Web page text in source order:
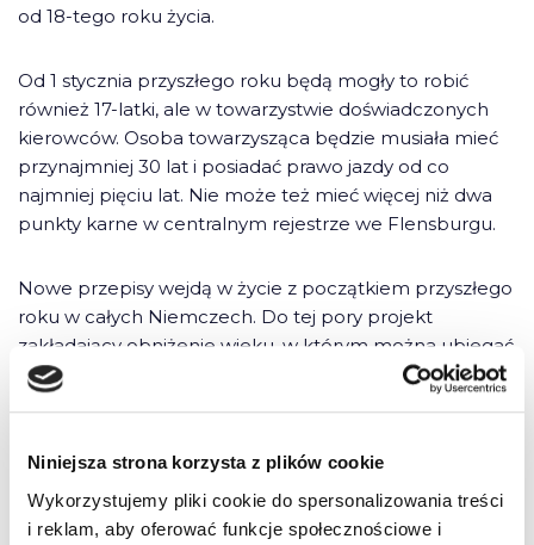
Niniejsza strona korzysta z plików cookie
Wykorzystujemy pliki cookie do spersonalizowania treści
i reklam, aby oferować funkcje społecznościowe i
od 18-tego roku życia.
Od 1 stycznia przyszłego roku będą mogły to robić
również 17-latki, ale w towarzystwie doświadczonych
kierowców. Osoba towarzysząca będzie musiała mieć
przynajmniej 30 lat i posiadać prawo jazdy od co
najmniej pięciu lat. Nie może też mieć więcej niż dwa
punkty karne w centralnym rejestrze we Flensburgu.
Nowe przepisy wejdą w życie z początkiem przyszłego
roku w całych Niemczech. Do tej pory projekt
zakładający obniżenie wieku, w którym można ubiegać
się o prawo jazdy, z powodzeniem testowany był w
źródło: IAR